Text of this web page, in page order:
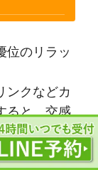
位のリラッ
ンクなどカ
ると、交感
ってしまい